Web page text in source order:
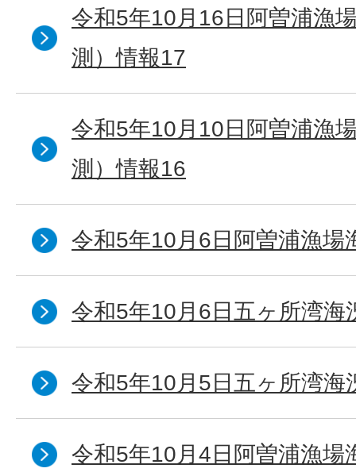
令和5年10月16日阿曽浦漁
測）情報17
令和5年10月10日阿曽浦漁
測）情報16
令和5年10月6日阿曽浦漁場
令和5年10月6日五ヶ所湾海
令和5年10月5日五ヶ所湾海
令和5年10月4日阿曽浦漁場